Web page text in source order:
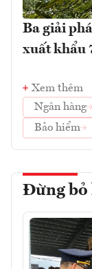
Ba giải
xuất khẩu
Xem thêm
Ngân hàng
Bảo hiểm
Đừng bỏ